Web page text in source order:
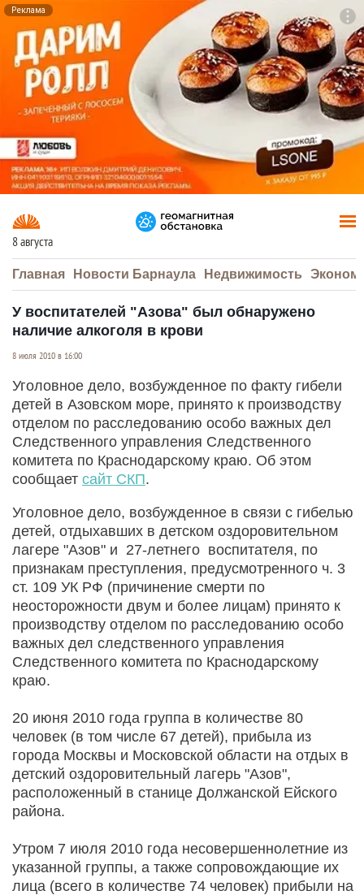
Реклама
8 августа
Главная Новости Барнаула Недвижимость
У воспитателей "Азова" был обнаружено
наличие алкоголя в крови
8 июля 2010 в 16:00
Уголовное дело, возбужденное по факту гибели
детей в Азовском море, принято к производству
отделом по расследованию особо важных дел
Следственного управления Следственного
комитета по Краснодарскому краю. Об этом
сообщает сайт СКП.
Уголовное дело, возбужденное в связи с гибелью
детей, отдыхавших в детском оздоровительном
лагере "Азов" и 27-летнего воспитателя, по
признакам преступления, предусмотренного ч. 3
ст. 109 УК РФ (причинение смерти по
неосторожности двум и более лицам) принято к
производству отделом по расследованию особо
важных дел следственного управления
Следственного комитета по Краснодарскому
краю.
20 июня 2010 года группа в количестве 80
человек (в том числе 67 детей), прибыла из
города Москвы и Московской области на отдых в
детский оздоровительный лагерь "Азов",
расположенный в станице Должанской Ейского
района.
Утром 7 июля 2010 года несовершеннолетние из
указанной группы, а также сопровождающие их
лица (всего в количестве 74 человек) прибыли на